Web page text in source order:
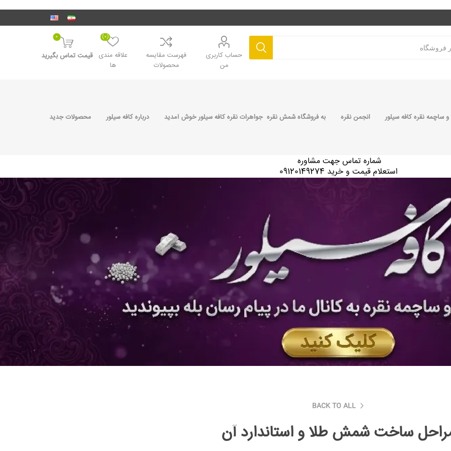
حساب کاربری
من
فهرست مقایسه
محصولات
علاقه مندی
ها
(0)
0
قیمت تماس بگیرید
ساچمه نقره کافه سیلور انجمن نقره به فروشگاه شمش نقره جواهرات نقره کافه سیلور خوش آمدید درباره کافه سیلور محصولات جدید
شماره تماس جهت مشاوره
استعلام قیمت و خرید 09120149274
BACK TO ALL
ساخت شمش طلا و استاندارد آن